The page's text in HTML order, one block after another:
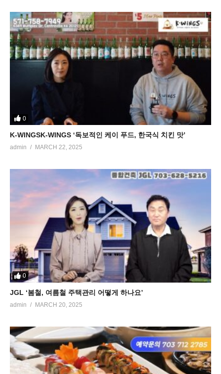
0
K-WINGSK-WINGS ‘독보적인 케이 푸드, 한국식 치킨 맛’
admin MARCH 22, 2025
0
JGL ‘봄철, 여름철 주택관리 어떻게 하나요’
admin MARCH 20, 2025